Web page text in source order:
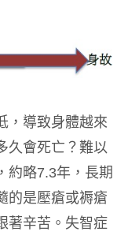
，導致身體越來
久會死亡？難以
約略7.3年，長期
的是壓瘡或褥瘡
著辛苦。失智症